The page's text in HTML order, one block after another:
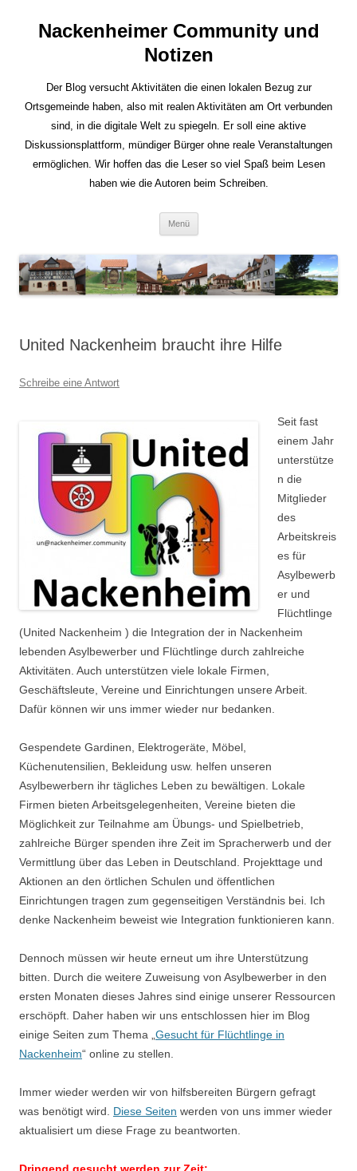
Nackenheimer Community und
Notizen
Der Blog versucht Aktivitäten die einen lokalen Bezug zur
Ortsgemeinde haben, also mit realen Aktivitäten am Ort verbunden
sind, in die digitale Welt zu spiegeln. Er soll eine aktive
Diskussionsplattform, mündiger Bürger ohne reale Veranstaltungen
ermöglichen. Wir hoffen das die Leser so viel Spaß beim Lesen
haben wie die Autoren beim Schreiben.
Menü
United Nackenheim braucht ihre Hilfe
Schreibe eine Antwort
Seit fast
einem Jahr
unterstütze
n die
Mitglieder
des
Arbeitskreis
es für
Asylbewerb
er und
Flüchtlinge
(United Nackenheim ) die Integration der in Nackenheim
lebenden Asylbewerber und Flüchtlinge durch zahlreiche
Aktivitäten. Auch unterstützen viele lokale Firmen,
Geschäftsleute, Vereine und Einrichtungen unsere Arbeit.
Dafür können wir uns immer wieder nur bedanken.
Gespendete Gardinen, Elektrogeräte, Möbel,
Küchenutensilien, Bekleidung usw. helfen unseren
Asylbewerbern ihr tägliches Leben zu bewältigen. Lokale
Firmen bieten Arbeitsgelegenheiten, Vereine bieten die
Möglichkeit zur Teilnahme am Übungs- und Spielbetrieb,
zahlreiche Bürger spenden ihre Zeit im Spracherwerb und der
Vermittlung über das Leben in Deutschland. Projekttage und
Aktionen an den örtlichen Schulen und öffentlichen
Einrichtungen tragen zum gegenseitigen Verständnis bei. Ich
denke Nackenheim beweist wie Integration funktionieren kann.
Dennoch müssen wir heute erneut um ihre Unterstützung
bitten. Durch die weitere Zuweisung von Asylbewerber in den
ersten Monaten dieses Jahres sind einige unserer Ressourcen
erschöpft. Daher haben wir uns entschlossen hier im Blog
einige Seiten zum Thema „ Gesucht für Flüchtlinge in
Nackenheim“ online zu stellen.
Immer wieder werden wir von hilfsbereiten Bürgern gefragt
was benötigt wird. Diese Seiten werden von uns immer wieder
aktualisiert um diese Frage zu beantworten.